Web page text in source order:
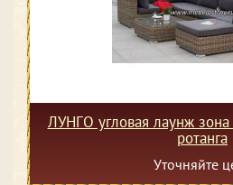
ЛУНГО угловая лаунж зона
ротанга
Уточняйте